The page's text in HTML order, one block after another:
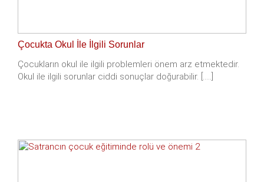
Çocukta Okul İle İlgili Sorunlar
Çocukların okul ile ilgili problemleri önem arz etmektedir.
Okul ile ilgili sorunlar ciddi sonuçlar doğurabilir. [.....]